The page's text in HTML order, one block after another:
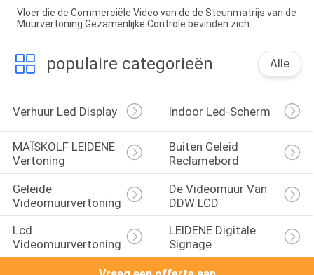
Vloer die de Commerciële Video van de de Steunmatrijs van de
Muurvertoning Gezamenlijke Controle bevinden zich
populaire categorieën Alle
Verhuur Led Display Indoor Led-Scherm
MAÏSKOLF LEIDENE
Vertoning
Buiten Geleid
Reclamebord
Geleide
Videomuurvertoning
De Videomuur Van
DDW LCD
Lcd
Videomuurvertoning
LEIDENE Digitale
Signage